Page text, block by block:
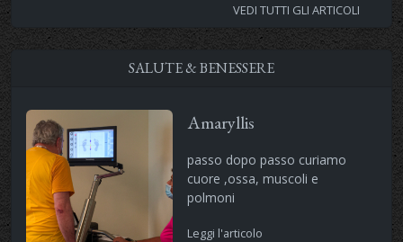
VEDI TUTTI GLI ARTICOLI
SALUTE & BENESSERE
Amaryllis
passo dopo passo curiamo
cuore ,ossa, muscoli e
polmoni
Leggi l'articolo